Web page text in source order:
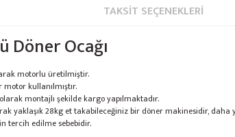
TAKSIT SEÇENEKLERI
Ocağı
motorlu üretilmiştir.
kullanılmıştır.
montajlı şekilde kargo yapılmaktadır.
yaklaşık 28kg et takabileceğiniz bir döner makinesidir,
tercih edilme sebebidir.